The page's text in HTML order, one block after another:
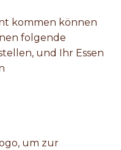
kommen können
folgende
und Ihr Essen
um zur